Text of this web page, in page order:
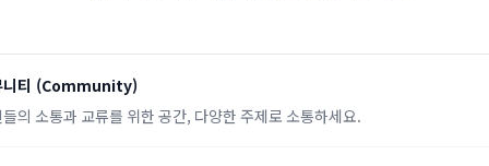
티 (Community)
의 소통과 교류를 위한 공간, 다양한 주제로 소통하세요.